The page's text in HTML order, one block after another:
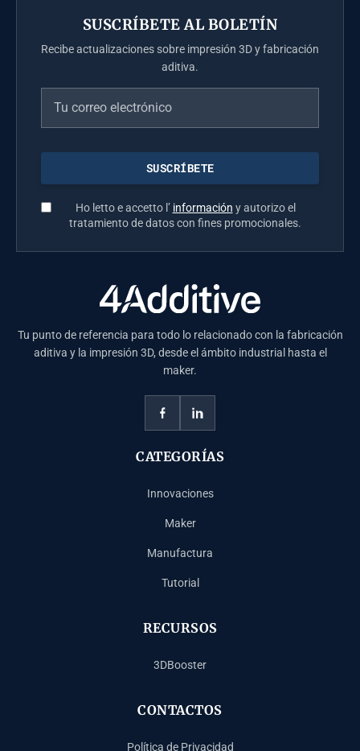
SUSCRÍBETE AL BOLETÍN
Recibe actualizaciones sobre impresión 3D y fabricación
aditiva.
Ho letto e accetto l’ información y autorizo el
tratamiento de datos con fines promocionales.
Tu punto de referencia para todo lo relacionado con la fabricación
aditiva y la impresión 3D, desde el ámbito industrial hasta el
maker.
CATEGORÍAS
Innovaciones
Maker
Manufactura
Tutorial
RECURSOS
3DBooster
CONTACTOS
Política de Privacidad